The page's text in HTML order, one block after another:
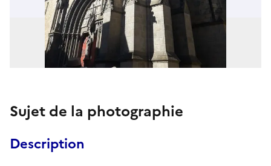
Sujet de la photographie
Description